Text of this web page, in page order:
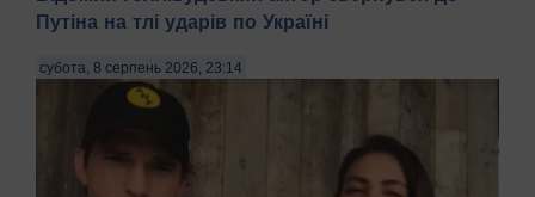
Путіна на тлі ударів по Україні
субота, 8 серпень 2026, 23:14